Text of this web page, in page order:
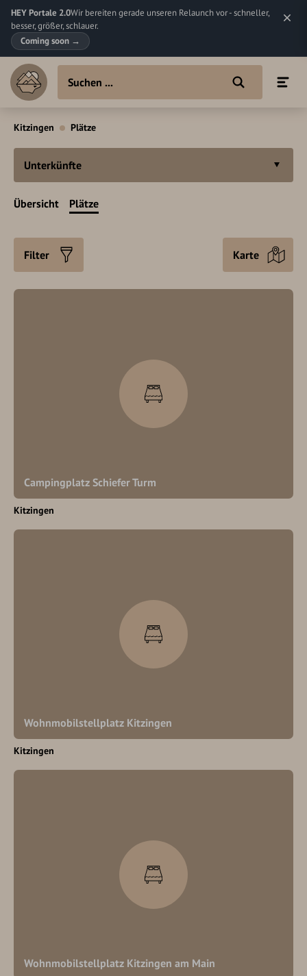
HEY Portale 2.0Wir bereiten gerade unseren Relaunch vor - schneller,
besser, größer, schlauer.
Coming soon →
Kitzingen Plätze
Unterkünfte
Übersicht Plätze
Filter Karte
Campingplatz Schiefer Turm
Kitzingen
Wohnmobilstellplatz Kitzingen
Kitzingen
Wohnmobilstellplatz Kitzingen am Main